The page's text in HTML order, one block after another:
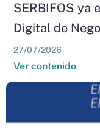
SERBIFOS ya
Digital de
27/07/2026
Ver contenido